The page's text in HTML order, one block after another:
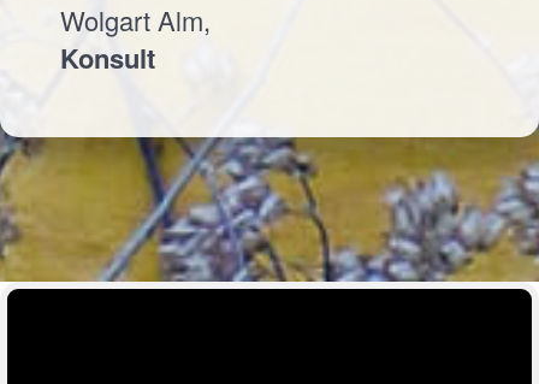
Wolgart Alm,
Konsult